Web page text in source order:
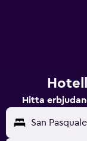
Hitta
San